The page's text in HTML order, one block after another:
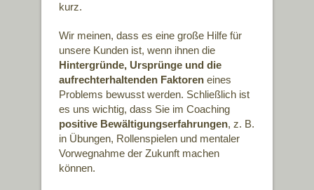
kurz.
Wir meinen, dass es eine große Hilfe für
unsere Kunden ist, wenn ihnen die
Hintergründe, Ursprünge und die
aufrechterhaltenden Faktoren eines
Problems bewusst werden. Schließlich ist
es uns wichtig, dass Sie im Coaching
positive Bewältigungserfahrungen, z. B.
in Übungen, Rollenspielen und mentaler
Vorwegnahme der Zukunft machen
können.